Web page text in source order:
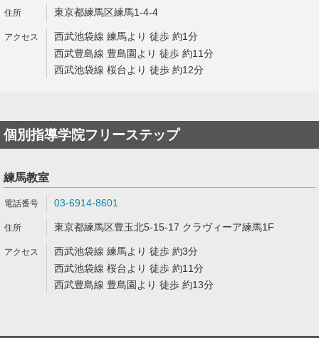
東京都練馬区練馬1-4-4
西武池袋線 練馬より 徒歩 約1分
西武豊島線 豊島園より 徒歩 約11分
西武池袋線 桜台より 徒歩 約12分
個別指導学院フリーステップ
練馬教室
03-6914-8601
東京都練馬区豊玉北5-15-17 クラヴィーア練馬1F
西武池袋線 練馬より 徒歩 約3分
西武池袋線 桜台より 徒歩 約11分
西武豊島線 豊島園より 徒歩 約13分